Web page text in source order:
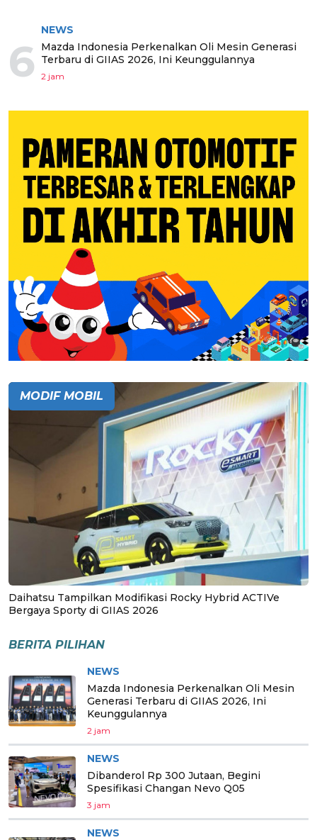
6
NEWS
Mazda Indonesia Perkenalkan Oli Mesin Generasi
Terbaru di GIIAS 2026, Ini Keunggulannya
2 jam
MODIF MOBIL
Daihatsu Tampilkan Modifikasi Rocky Hybrid ACTIVe
Bergaya Sporty di GIIAS 2026
BERITA PILIHAN
NEWS
Mazda Indonesia Perkenalkan Oli Mesin
Generasi Terbaru di GIIAS 2026, Ini
Keunggulannya
2 jam
NEWS
Dibanderol Rp 300 Jutaan, Begini
Spesifikasi Changan Nevo Q05
3 jam
NEWS